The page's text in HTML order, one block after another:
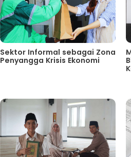
Sektor Informal sebagai Zona
Penyangga Krisis Ekonomi